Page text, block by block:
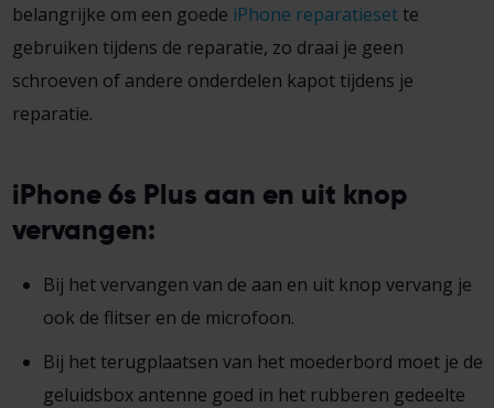
belangrijke om een goede iPhone reparatiesette
gebruiken tijdens de reparatie, zo draai je geen
schroeven of andere onderdelen kapot tijdens je
reparatie.
iPhone 6s Plus aan en uit knop
vervangen:
Bij het vervangen van de aan en uit knop vervang je
ook de flitser en de microfoon.
Bij het terugplaatsen van het moederbord moet je de
geluidsbox antenne goed in het rubberen gedeelte